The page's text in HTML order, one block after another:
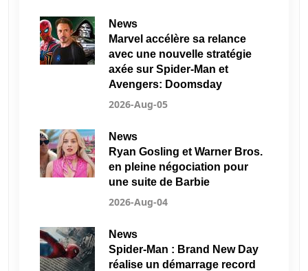
News
Marvel accélère sa relance
avec une nouvelle stratégie
axée sur Spider-Man et
Avengers: Doomsday
2026-Aug-05
News
Ryan Gosling et Warner Bros.
en pleine négociation pour
une suite de Barbie
2026-Aug-04
News
Spider-Man : Brand New Day
réalise un démarrage record